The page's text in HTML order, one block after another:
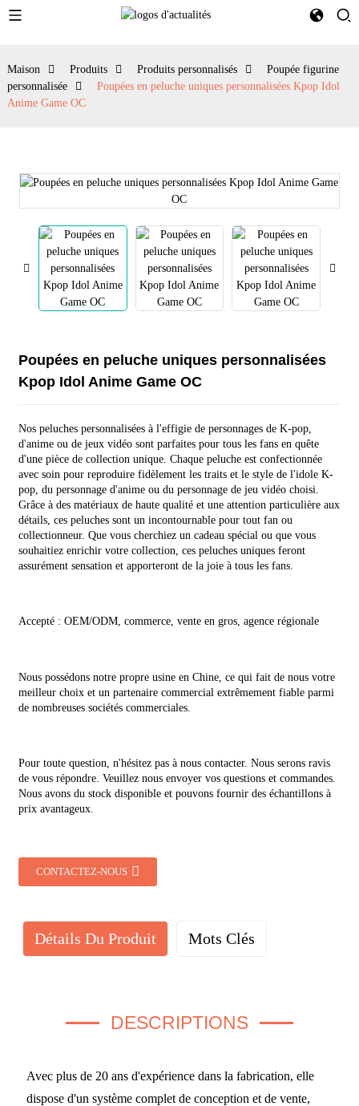
Maison Produits Produits personnalisés
Poupée figurine
personnalisée
Poupées en peluche uniques personnalisées Kpop Idol
Anime Game OC
Poupées en peluche uniques personnalisées
Kpop Idol Anime Game OC
Nos peluches personnalisées à l'effigie de personnages de K-pop,
d'anime ou de jeux vidéo sont parfaites pour tous les fans en quête
d'une pièce de collection unique. Chaque peluche est confectionnée
avec soin pour reproduire fidèlement les traits et le style de l'idole K-
pop, du personnage d'anime ou du personnage de jeu vidéo choisi.
Grâce à des matériaux de haute qualité et une attention particulière aux
détails, ces peluches sont un incontournable pour tout fan ou
collectionneur. Que vous cherchiez un cadeau spécial ou que vous
souhaitiez enrichir votre collection, ces peluches uniques feront
assurément sensation et apporteront de la joie à tous les fans.
Accepté : OEM/ODM, commerce, vente en gros, agence régionale
Nous possédons notre propre usine en Chine, ce qui fait de nous votre
meilleur choix et un partenaire commercial extrêmement fiable parmi
de nombreuses sociétés commerciales.
Pour toute question, n'hésitez pas à nous contacter. Nous serons ravis
de vous répondre. Veuillez nous envoyer vos questions et commandes.
Nous avons du stock disponible et pouvons fournir des échantillons à
prix avantageux.
CONTACTEZ-NOUS
Détails Du Produit Mots Clés
DESCRIPTIONS
Avec plus de 20 ans d'expérience dans la fabrication, elle
dispose d'un système complet de conception et de vente,